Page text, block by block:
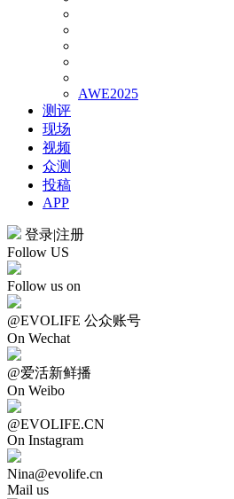
AWE2025
测评
现场
视频
众测
投稿
APP
登录|注册
Follow US
Follow us on
@EVOLIFE 公众账号
On Wechat
@爱活新鲜播
On Weibo
@EVOLIFE.CN
On Instagram
Nina@evolife.cn
Mail us